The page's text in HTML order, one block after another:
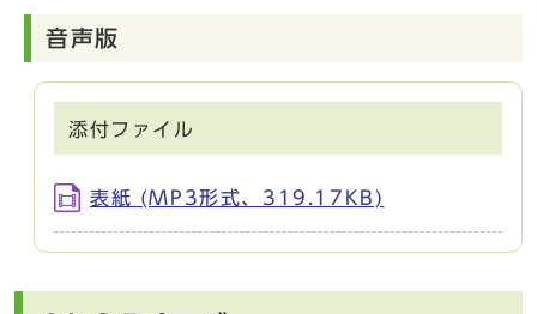
音声版
添付ファイル
表紙 (MP3形式、319.17KB)